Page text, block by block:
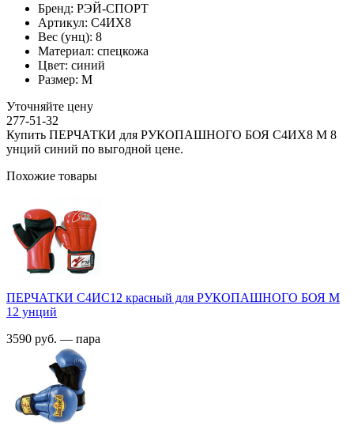
Бренд: РЭЙ-СПОРТ
Артикул: С4ИX8
Вес (унц): 8
Материал: спецкожа
Цвет: синий
Размер: M
Уточняйте цену
277-51-32
Купить ПЕРЧАТКИ для РУКОПАШНОГО БОЯ С4ИX8 M 8
унций синий по выгодной цене.
Похожие товары
ПЕРЧАТКИ С4ИC12 красный для РУКОПАШНОГО БОЯ M
12 унций
3590 руб. — пара